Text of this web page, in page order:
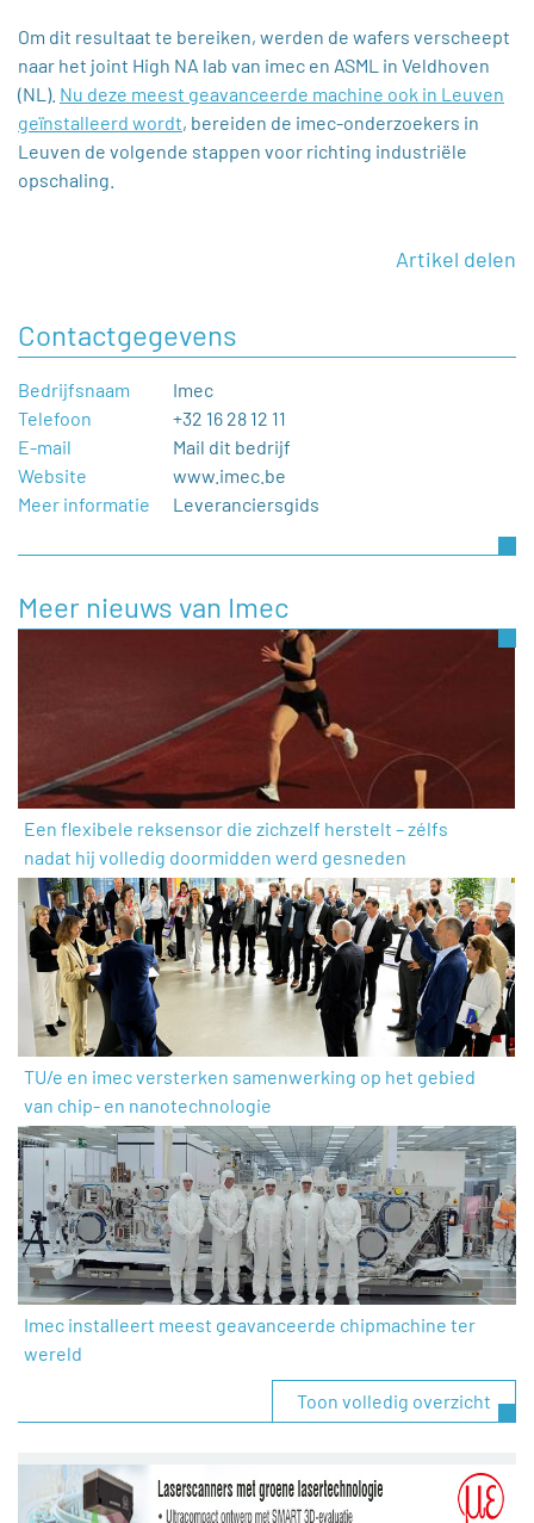
Om dit resultaat te bereiken, werden de wafers verscheept
naar het joint High NA lab van imec en ASML in Veldhoven
(NL). Nu deze meest geavanceerde machine ook in Leuven
geïnstalleerd wordt, bereiden de imec-onderzoekers in
Leuven de volgende stappen voor richting industriële
opschaling.
Artikel delen
Contactgegevens
Bedrijfsnaam
Imec
Telefoon
+32 16 28 12 11
E-mail
Mail dit bedrijf
Website
www.imec.be
Meer informatie
Leveranciersgids
Meer nieuws van Imec
Een flexibele reksensor die zichzelf herstelt – zélfs
nadat hij volledig doormidden werd gesneden
TU/e en imec versterken samenwerking op het gebied
van chip- en nanotechnologie
Imec installeert meest geavanceerde chipmachine ter
wereld
Toon volledig overzicht